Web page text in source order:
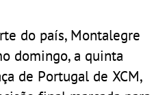
do país, Montalegre
domingo, a quinta
de Portugal de XCM,